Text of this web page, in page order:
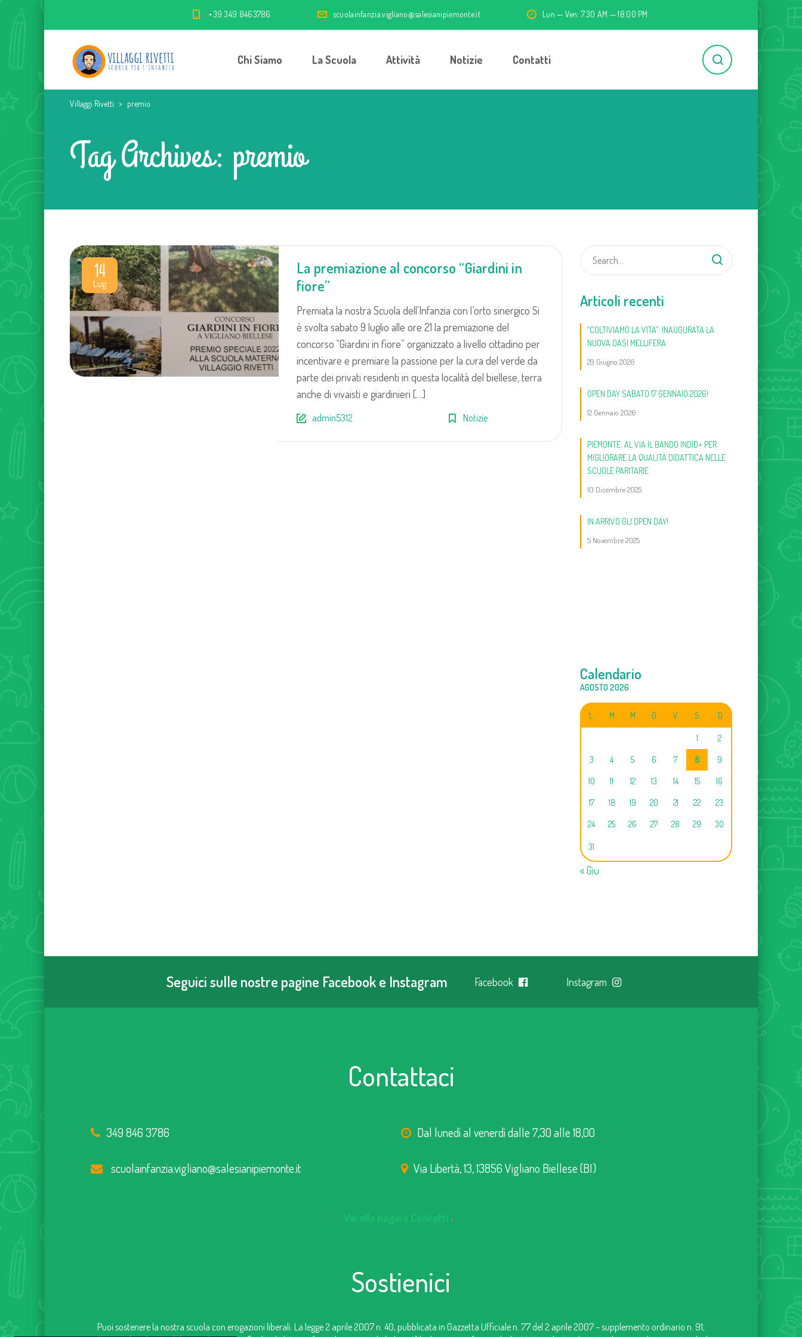
+39 349 8463786 scuolainfanzia.vigliano@salesianipiemonte.it Lun — Ven: 7.30 AM — 18.00 PM
Chi Siamo La Scuola Attività Notizie Contatti
Villaggi Rivetti > premio
Tag Archives: premio
14
Lug
La premiazione al concorso “Giardini in
fiore”
Premiata la nostra Scuola dell’Infanzia con l’orto sinergico Si
è svolta sabato 9 luglio alle ore 21 la premiazione del
concorso “Giardini in fiore” organizzato a livello cittadino per
incentivare e premiare la passione per la cura del verde da
parte dei privati residenti in questa località del biellese, terra
anche di vivaisti e giardinieri […]
admin5312 Notizie
Articoli recenti
“COLTIVIAMO LA VITA”: INAUGURATA LA
NUOVA OASI MELLIFERA
29 Giugno 2026
OPEN DAY SABATO 17 GENNAIO 2026!
12 Gennaio 2026
PIEMONTE: AL VIA IL BANDO INDID+ PER
MIGLIORARE LA QUALITÀ DIDATTICA NELLE
SCUOLE PARITARIE
10 Dicembre 2025
IN ARRIVO GLI OPEN DAY!
5 Novembre 2025
Calendario
AGOSTO 2026
L M M G V S D
1 2
3 4 5 6 7 8 9
10 11 12 13 14 15 16
17 18 19 20 21 22 23
24 25 26 27 28 29 30
31
« Giu
Seguici sulle nostre pagine Facebook e Instagram Facebook Instagram
Contattaci
349 846 3786
scuolainfanzia.vigliano@salesianipiemonte.it
Dal lunedì al venerdì dalle 7,30 alle 18,00
Via Libertà, 13, 13856 Vigliano Biellese (BI)
Sostienici
Puoi sostenere la nostra scuola con erogazioni liberali. La legge 2 aprile 2007 n. 40, pubblicata in Gazzetta Ufficiale n. 77 del 2 aprile 2007 – supplemento ordinario n. 91,